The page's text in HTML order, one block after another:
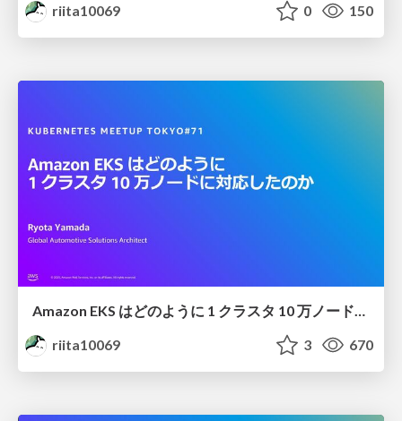
riita10069
0 150
riita10069
3 670